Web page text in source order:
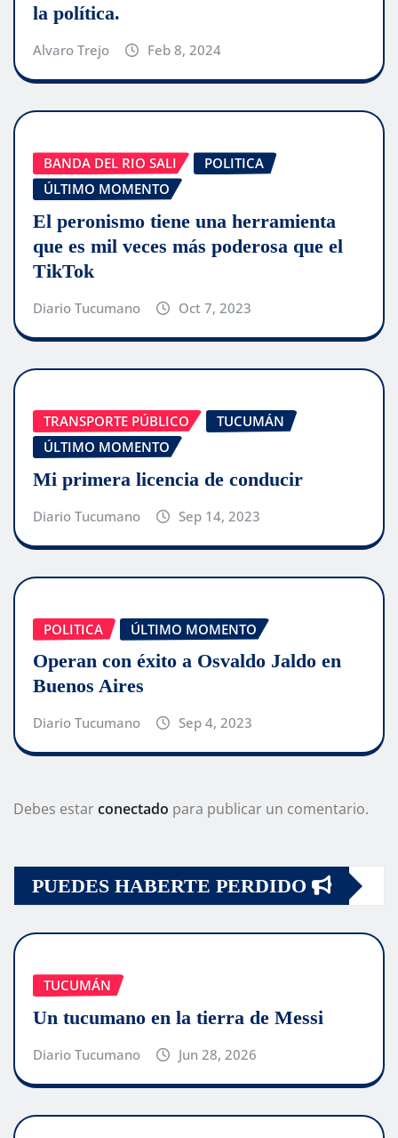
la política.
Alvaro Trejo Feb 8, 2024
BANDA DEL RIO SALI
POLITICA
ÚLTIMO MOMENTO
El peronismo tiene una herramienta
que es mil veces más poderosa que el
TikTok
Diario Tucumano Oct 7, 2023
TRANSPORTE PÚBLICO
TUCUMÁN
ÚLTIMO MOMENTO
Mi primera licencia de conducir
Diario Tucumano Sep 14, 2023
POLITICA ÚLTIMO MOMENTO
Operan con éxito a Osvaldo Jaldo en
Buenos Aires
Diario Tucumano Sep 4, 2023
Debes estarconectado para publicar un comentario.
PUEDES HABERTE PERDIDO
TUCUMÁN
Un tucumano en la tierra de Messi
Diario Tucumano Jun 28, 2026